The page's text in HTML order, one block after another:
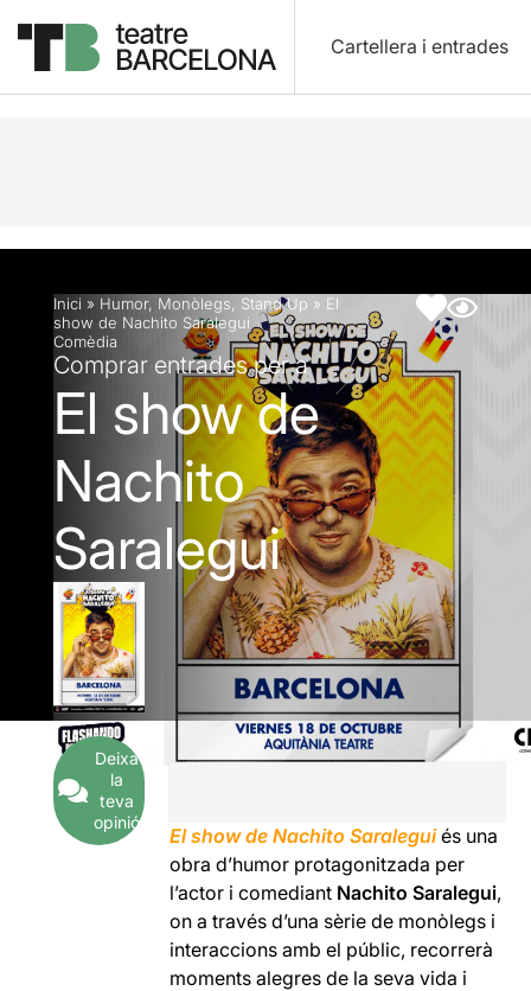
Cartellera i entrades
Descripció Fitxa artística
Inici » Humor, Monòlegs Stand Up » El
show de Nachito Saralegui
Comèdia
Comprar entrades per a
El show de
Nachito
Saralegui
Deixa
la
teva
opinió
El show de Nachito Saraleguiés una
obra d’humor protagonitzada per
l’actor i comediant Nachito Saralegui,
on a través d’una sèrie de monòlegs i
interaccions amb el públic, recorrerà
moments alegres de la seva vida i